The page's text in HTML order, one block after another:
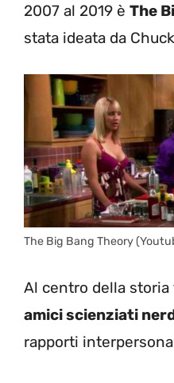
2007 al 2019 è The
stata ideata da
The Big Bang Theory
Al centro della
amici scienziati
rapporti